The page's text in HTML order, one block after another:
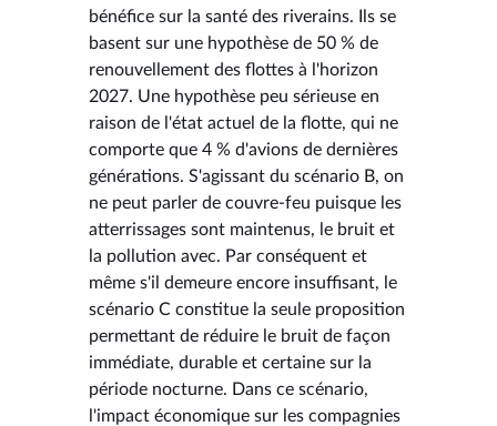
bénéfice sur la santé des riverains. Ils se
basent sur une hypothèse de 50 % de
renouvellement des flottes à l'horizon
2027. Une hypothèse peu sérieuse en
raison de l'état actuel de la flotte, qui ne
comporte que 4 % d'avions de dernières
générations. S'agissant du scénario B, on
ne peut parler de couvre-feu puisque les
atterrissages sont maintenus, le bruit et
la pollution avec. Par conséquent et
même s'il demeure encore insuffisant, le
scénario C constitue la seule proposition
permettant de réduire le bruit de façon
immédiate, durable et certaine sur la
période nocturne. Dans ce scénario,
l'impact économique sur les compagnies